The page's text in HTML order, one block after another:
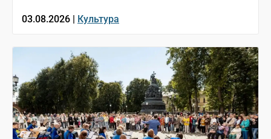
03.08.2026 | Культура